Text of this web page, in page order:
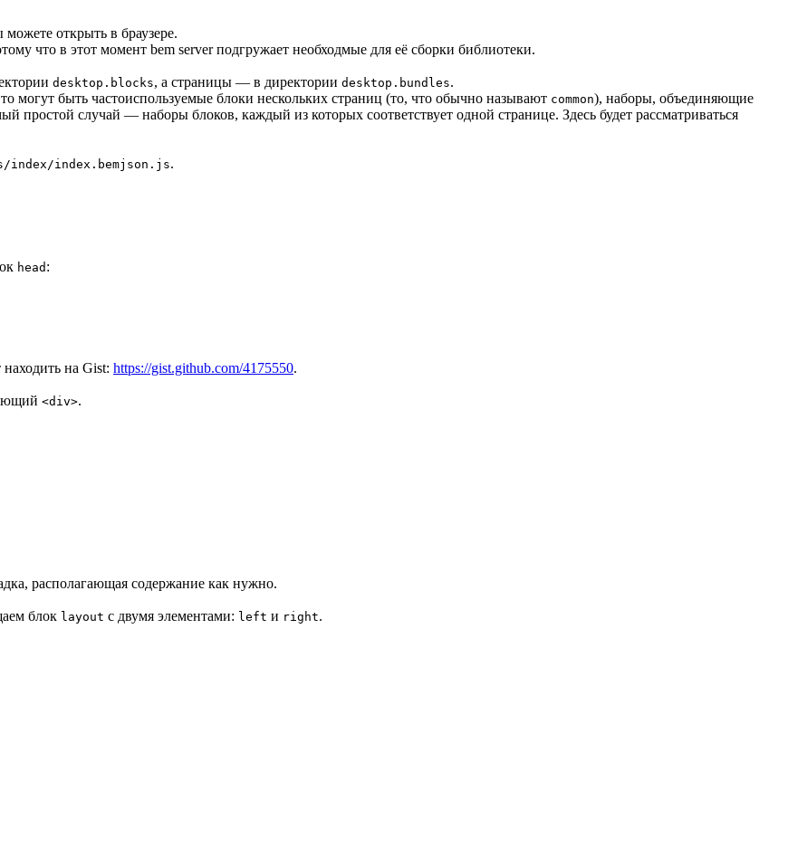
открыть в браузере.
что в этот момент bem server подгружает необходмые для её сборки библиотеки.
desktop.blocks, а страницы — в директории desktop.bundles.
могут быть частоиспользуемые блоки нескольких страниц (то, что обычно называют common), наборы, объединяющие
простой случай — наборы блоков, каждый из которых соответствует одной странице. Здесь будет рассматриваться
index/index.bemjson.js.
head :
на Gist: https://gist.github.com/4175550.
<div>.
располагающая содержание как нужно.
блок layout с двумя элементами: left и right.